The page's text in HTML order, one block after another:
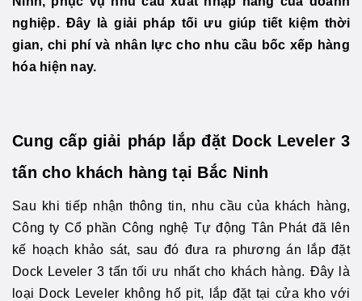
nghiệp. Đây là giải pháp tối ưu giúp tiết kiệm thời
gian, chi phí và nhân lực cho nhu cầu bốc xếp hàng
hóa hiện nay.
Cung cấp giải pháp lắp đặt Dock Leveler 3
tấn cho khách hàng tại Bắc Ninh
Sau khi tiếp nhận thông tin, nhu cầu của khách hàng,
Công ty Cổ phần Công nghệ Tự động Tân Phát đã lên
kế hoạch khảo sát, sau đó đưa ra phương án lắp đặt
Dock Leveler 3 tấn tối ưu nhất cho khách hàng. Đây là
loại Dock Leveler không hố pit, lắp đặt tại cửa kho với